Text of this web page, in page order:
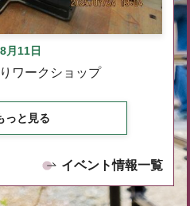
月11日
ワークショップ
っと見る
イベント情報一覧